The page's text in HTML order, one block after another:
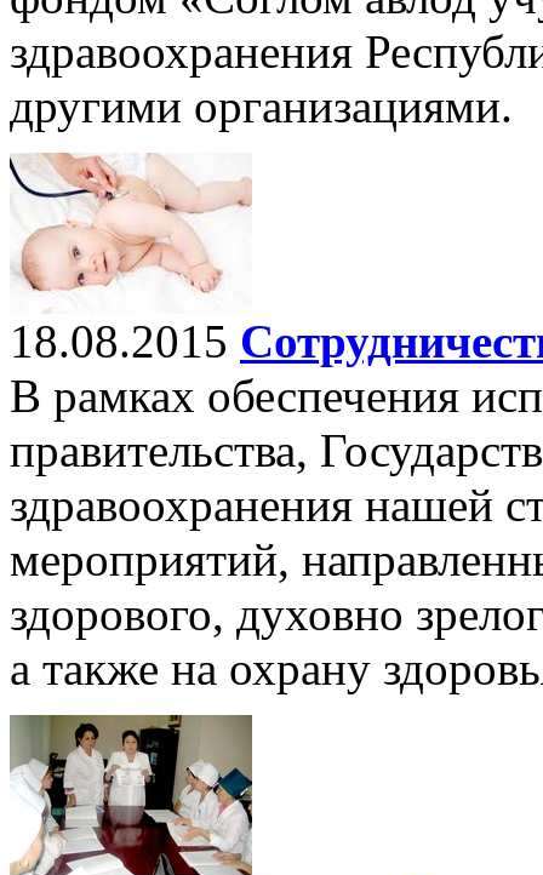
здравоохранения
другими организациями.
18.08.2015
В рамках обеспечения
правительства,
здравоохранения нашей
мероприятий,
здорового, духовно
а также на охрану